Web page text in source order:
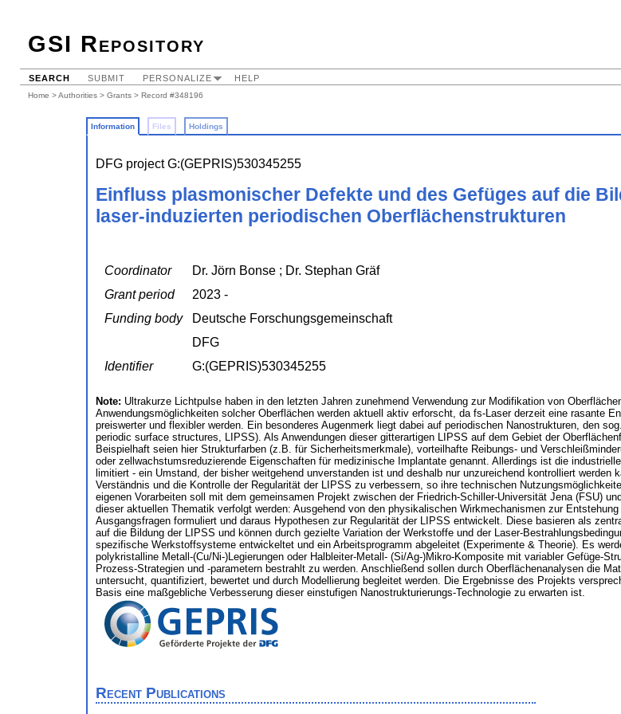
GSI Repository
SEARCH SUBMIT PERSONALIZE HELP
Home >Authorities > Grants > Record #348196
Information Files Holdings
DFG project G:(GEPRIS)530345255
Einfluss plasmonischer Defekte und des Gefüges auf die
laser-induzierten periodischen Oberflächenstrukturen
Coordinator
Dr. Jörn Bonse ; Dr. Stephan Gräf
Grant period
2023 -
Funding body
Deutsche Forschungsgemeinschaft
DFG
Identifier
G:(GEPRIS)530345255
Note: Ultrakurze Lichtpulse haben in den letzten Jahren zunehmend Verwendung zur Modifikation von
Anwendungsmöglichkeiten solcher Oberflächen werden aktuell aktiv erforscht, da fs-Laser derzeit eine rasante
preiswerter und flexibler werden. Ein besonderes Augenmerk liegt dabei auf periodischen Nanostrukturen, den
periodic surface structures, LIPSS). Als Anwendungen dieser gitterartigen LIPSS auf dem Gebiet der
Beispielhaft seien hier Strukturfarben (z.B. für Sicherheitsmerkmale), vorteilhafte Reibungs- und
oder zellwachstumsreduzierende Eigenschaften für medizinische Implantate genannt. Allerdings ist die
limitiert - ein Umstand, der bisher weitgehend unverstanden ist und deshalb nur unzureichend kontrolliert
Verständnis und die Kontrolle der Regularität der LIPSS zu verbessern, so ihre technischen
eigenen Vorarbeiten soll mit dem gemeinsamen Projekt zwischen der Friedrich-Schiller-Universität Jena (FSU)
dieser aktuellen Thematik verfolgt werden: Ausgehend von den physikalischen Wirkmechanismen zur
Ausgangsfragen formuliert und daraus Hypothesen zur Regularität der LIPSS entwickelt. Diese basieren als
auf die Bildung der LIPSS und können durch gezielte Variation der Werkstoffe und der Laser-
spezifische Werkstoffsysteme entwickeltet und ein Arbeitsprogramm abgeleitet (Experimente & Theorie). Es
polykristalline Metall-(Cu/Ni-)Legierungen oder Halbleiter-Metall- (Si/Ag-)Mikro-Komposite mit variabler Gefüge-
Prozess-Strategien und -parametern bestrahlt zu werden. Anschließend sollen durch Oberflächenanalysen die
untersucht, quantifiziert, bewertet und durch Modellierung begleitet werden. Die Ergebnisse des Projekts
Basis eine maßgebliche Verbesserung dieser einstufigen Nanostrukturierungs-Technologie zu erwarten ist.
Recent Publications